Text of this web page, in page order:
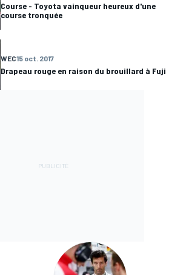
Course - Toyota vainqueur heureux d'une
course tronquée
WEC15 oct. 2017
Drapeau rouge en raison du brouillard à Fuji